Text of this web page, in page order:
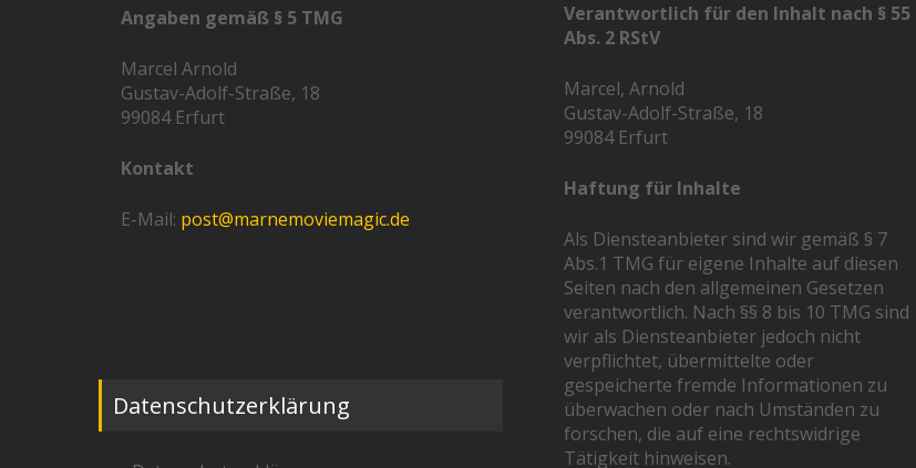
Angaben gemäß § 5 TMG
Marcel Arnold
Gustav-Adolf-Straße, 18
99084 Erfurt
Kontakt
E-Mail: post@marnemoviemagic.de
Datenschutzerklärung
Verantwortlich für den Inhalt nach § 55
Abs. 2 RStV
Marcel, Arnold
Gustav-Adolf-Straße, 18
99084 Erfurt
Haftung für Inhalte
Als Diensteanbieter sind wir gemäß § 7
Abs.1 TMG für eigene Inhalte auf diesen
Seiten nach den allgemeinen Gesetzen
verantwortlich. Nach §§ 8 bis 10 TMG sind
wir als Diensteanbieter jedoch nicht
verpflichtet, übermittelte oder
gespeicherte fremde Informationen zu
überwachen oder nach Umständen zu
forschen, die auf eine rechtswidrige
Tätigkeit hinweisen.